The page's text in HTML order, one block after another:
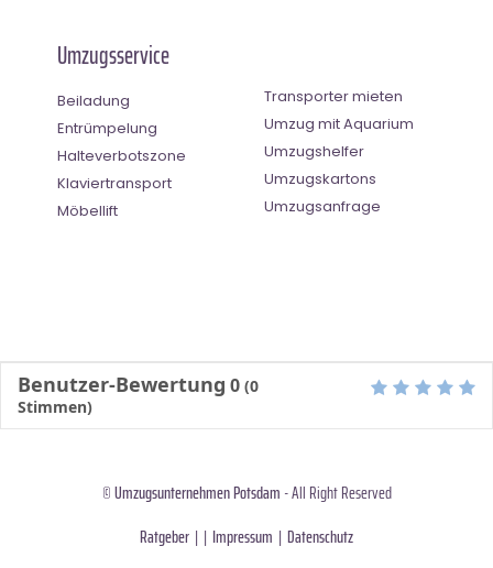
Umzugsservice
Beiladung
Entrümpelung
Halteverbotszone
Klaviertransport
Möbellift
Transporter mieten
Umzug mit Aquarium
Umzugshelfer
Umzugskartons
Umzugsanfrage
Benutzer-Bewertung 0 (0
Stimmen)
©Umzugsunternehmen Potsdam - All Right Reserved
Ratgeber | | Impressum | Datenschutz